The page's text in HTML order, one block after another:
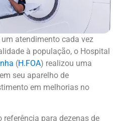
atendimento cada vez
à população, o Hospital
(H.FOA) realizou uma
seu aparelho de
em melhorias no
referência para dezenas de